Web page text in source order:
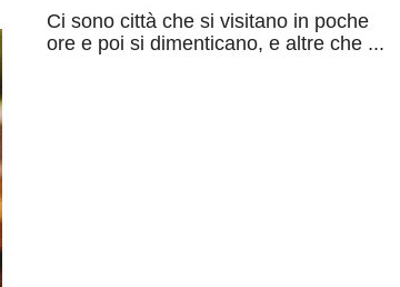
Ci sono città che si visitano in poche
ore e poi si dimenticano, e altre che ...